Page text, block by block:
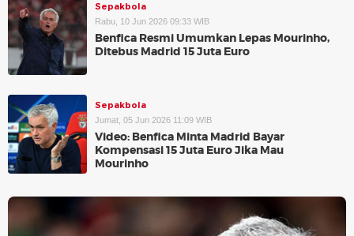
Sepakbola
Rabu, 10 Jun 2026 09:33 WIB
Benfica Resmi Umumkan Lepas Mourinho,
Ditebus Madrid 15 Juta Euro
Sepakbola
Jumat, 05 Jun 2026 11:09 WIB
Video: Benfica Minta Madrid Bayar
Kompensasi 15 Juta Euro Jika Mau
Mourinho